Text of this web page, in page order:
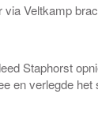
Veltkamp
Staphorst
en verlegde